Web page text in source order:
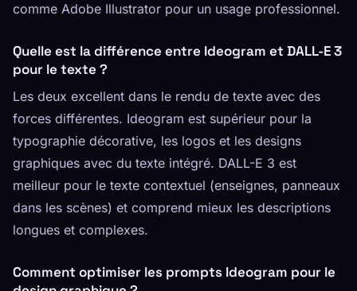
comme Adobe Illustrator pour un usage professionnel.
Quelle est la différence entre Ideogram et DALL-E 3
pour le texte ?
Les deux excellent dans le rendu de texte avec des
forces différentes. Ideogram est supérieur pour la
typographie décorative, les logos et les designs
graphiques avec du texte intégré. DALL-E 3 est
meilleur pour le texte contextuel (enseignes, panneaux
dans les scènes) et comprend mieux les descriptions
longues et complexes.
Comment optimiser les prompts Ideogram pour le